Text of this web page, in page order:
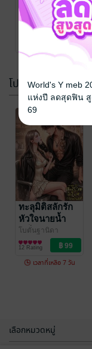
ทะลุมิติสลักรัก
หัวใจนายน้ำ
แข็ง
โบตั๋นฐานิดา
ทะลุมิติมาเป็น
นางร้ายในอ้อม
กอดจอมโจร
ยุค80
โบตั๋นฐานิดา
นิยายรัก
34 Rating
โปรโมชัน
ทะลุมิติสลักรัก
หัวใจนายน้ำ
แข็ง
โบตั๋นฐานิดา
นิยายรัก
12 Rating
เวลาที่เหลือ 7 วัน
เลือกหมวดหมู่
World's Y meb
แห่งปี ลดสุดฟิน สู
69